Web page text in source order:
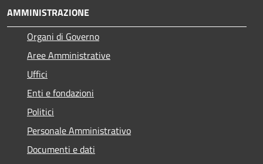
AMMINISTRAZIONE
Organi di Governo
Aree Amministrative
Uffici
Enti e fondazioni
Politici
Personale Amministrativo
Documenti e dati